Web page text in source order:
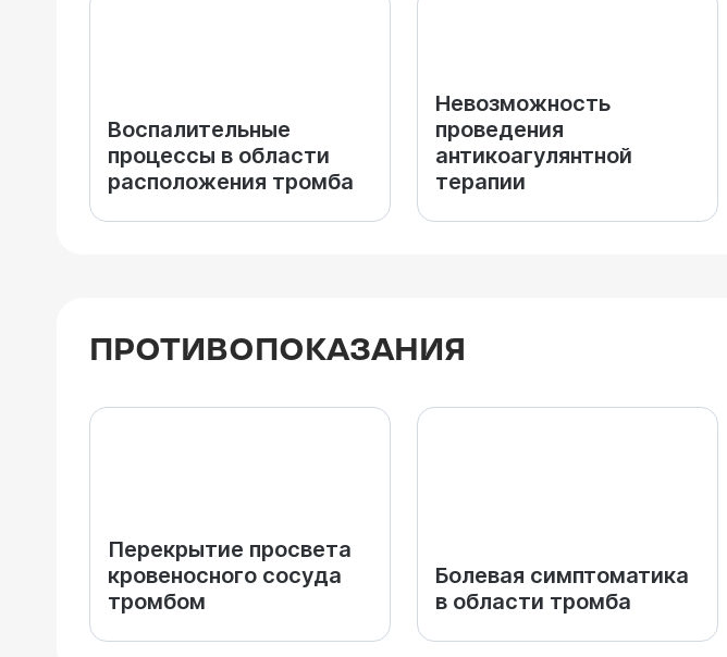
Воспалительные
процессы в области
расположения тромба
Невозможность
проведения
антикоагулянтной
терапии
ПРОТИВОПОКАЗАНИЯ
Перекрытие просвета
кровеносного сосуда
тромбом
Болевая симптоматика
в области тромба